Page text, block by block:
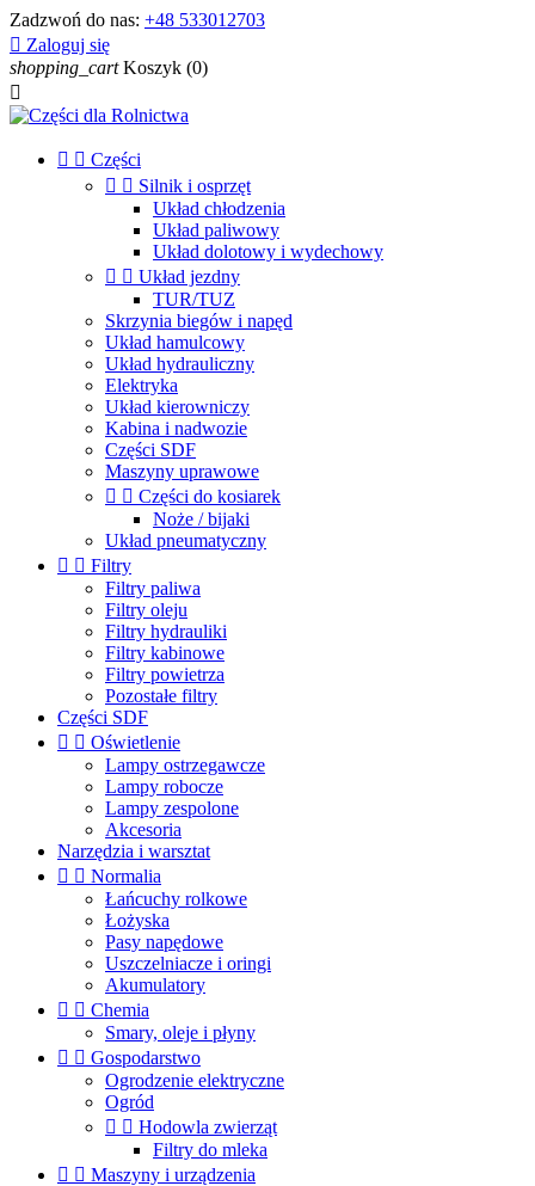
Zadzwoń do nas: +48 533012703
 Zaloguj się
shopping_cart Koszyk (0)

  Części
  Silnik i osprzęt
Układ chłodzenia
Układ paliwowy
Układ dolotowy i wydechowy
  Układ jezdny
TUR/TUZ
Skrzynia biegów i napęd
Układ hamulcowy
Układ hydrauliczny
Elektryka
Układ kierowniczy
Kabina i nadwozie
Części SDF
Maszyny uprawowe
  Części do kosiarek
Noże / bijaki
Układ pneumatyczny
  Filtry
Filtry paliwa
Filtry oleju
Filtry hydrauliki
Filtry kabinowe
Filtry powietrza
Pozostałe filtry
Części SDF
  Oświetlenie
Lampy ostrzegawcze
Lampy robocze
Lampy zespolone
Akcesoria
Narzędzia i warsztat
  Normalia
Łańcuchy rolkowe
Łożyska
Pasy napędowe
Uszczelniacze i oringi
Akumulatory
  Chemia
Smary, oleje i płyny
  Gospodarstwo
Ogrodzenie elektryczne
Ogród
  Hodowla zwierząt
Filtry do mleka
  Maszyny i urządzenia